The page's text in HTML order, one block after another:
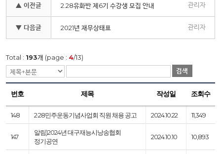
▲ 이전글 2.28유화반 제6기 수강생 모집 안내 관리자
▼ 다음글 2021년 재무상태표 관리자
Total : 193개 (page : 4/13)
검색
번호 제목 작성일 조회수
148 2·28민주운동기념사업회 직원 채용 공고 2024.10.22 11,349
147
알림)2024년 대구재능시낭송협회
정기공연
2024.10.10 10,893